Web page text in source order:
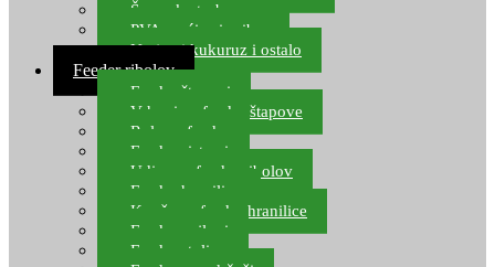
Šaranske torbe
PVA vrećice i pribor
Umjetni kukuruz i ostalo
Feeder ribolov
Feeder štapovi
Vrhovi za feeder štapove
Role za feeder
Feeder sistemi
Udice za feeder ribolov
Feeder hranilice
Kopče za feeder hranilice
Feeder najloni
Feeder stolice